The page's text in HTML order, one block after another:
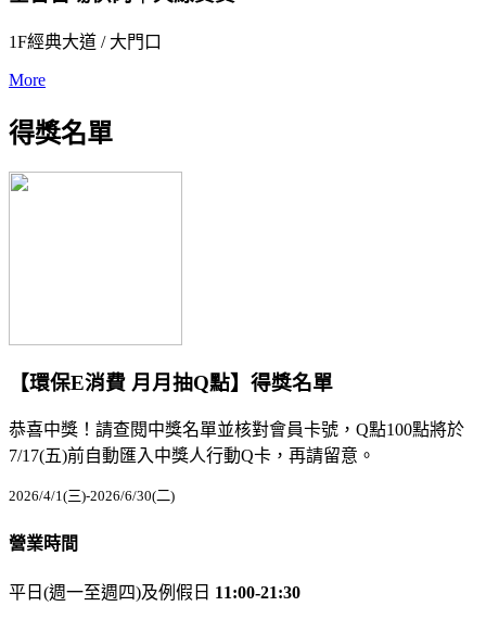
1F經典大道 / 大門口
More
得獎名單
【環保E消費 月月抽Q點】得獎名單
恭喜中獎！請查閱中獎名單並核對會員卡號，Q點100點將於
7/17(五)前自動匯入中獎人行動Q卡，再請留意。
2026/4/1(三)-2026/6/30(二)
營業時間
平日(週一至週四)及例假日 11:00-21:30